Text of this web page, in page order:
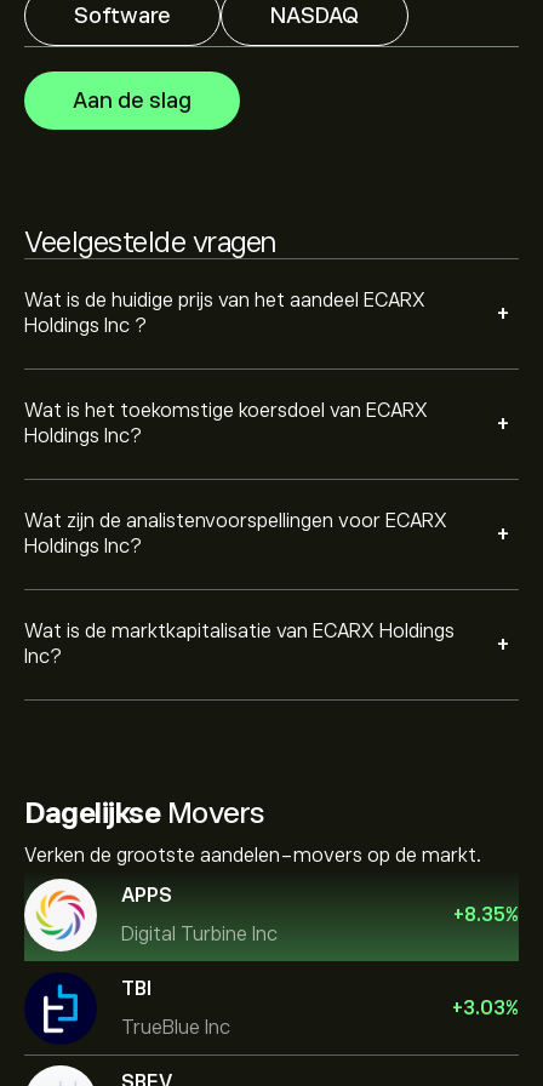
Software NASDAQ
Aan de slag
Veelgestelde vragen
Wat is de huidige prijs van het aandeel ECARX
Holdings Inc ?
+
Wat is het toekomstige koersdoel van ECARX
Holdings Inc?
+
Wat zijn de analistenvoorspellingen voor ECARX
Holdings Inc?
+
Analisten bieden voorspellingen voor ECARX Holdings
Inc gebaseerd op markttrends, financiële rapporten en
verwachte groei. Bekijk de meest recente voorspelling
voor toekomstige koersbewegingen.
Wat is de marktkapitalisatie van ECARX Holdings
Inc?
+
DagelijkseMovers
Verken de grootste aandelen-movers op de markt.
APPS
Digital Turbine Inc
+8.35%
TBI
TrueBlue Inc
+3.03%